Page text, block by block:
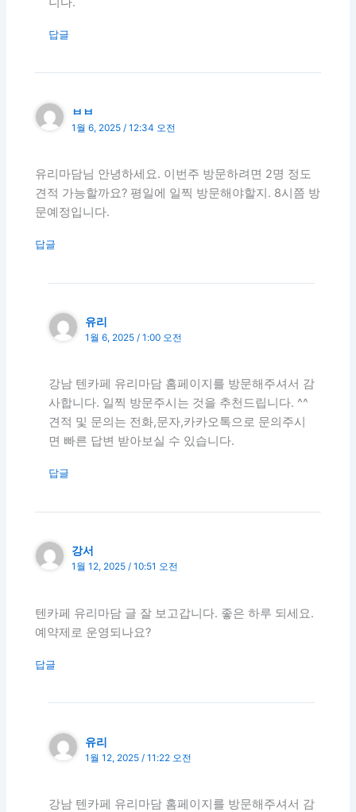
답글
ㅂㅂ
1월 6, 2025 / 12:34 오전
유리마담님 안녕하세요. 이번주 방문하려면 2명 정도
견적 가능할까요? 평일에 일찍 방문해야할지. 8시쯤 방
문예정입니다.
답글
유리
1월 6, 2025 / 1:00 오전
강남 텐카페 유리마담 홈페이지를 방문해주셔서 감
사합니다. 일찍 방문주시는 것을 추천드립니다. ^^
견적 및 문의는 전화,문자,카카오톡으로 문의주시
면 빠른 답변 받아보실 수 있습니다.
답글
강서
1월 12, 2025 / 10:51 오전
텐카페 유리마담 글 잘 보고갑니다. 좋은 하루 되세요.
예약제로 운영되나요?
답글
유리
1월 12, 2025 / 11:22 오전
강남 텐카페 유리마담 홈페이지를 방문해주셔서 감